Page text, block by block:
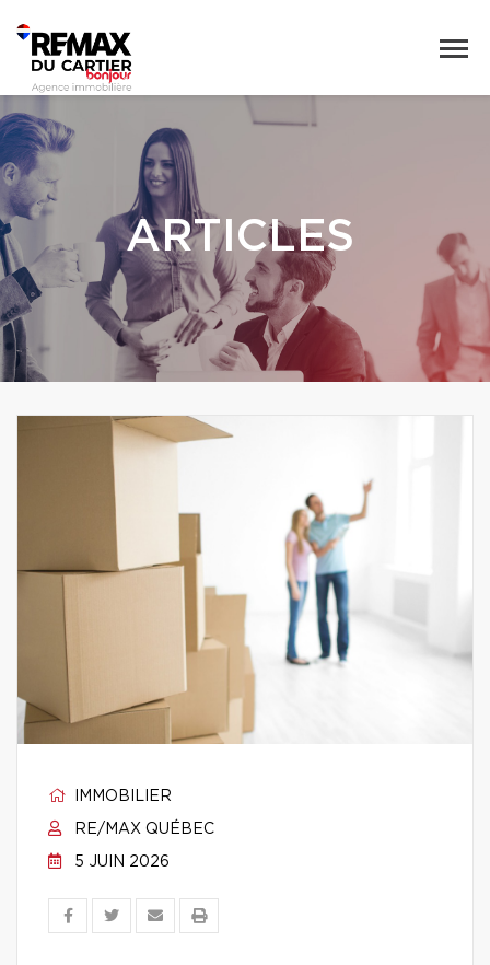
ARTICLES
IMMOBILIER
RE/MAX QUÉBEC
5 JUIN 2026